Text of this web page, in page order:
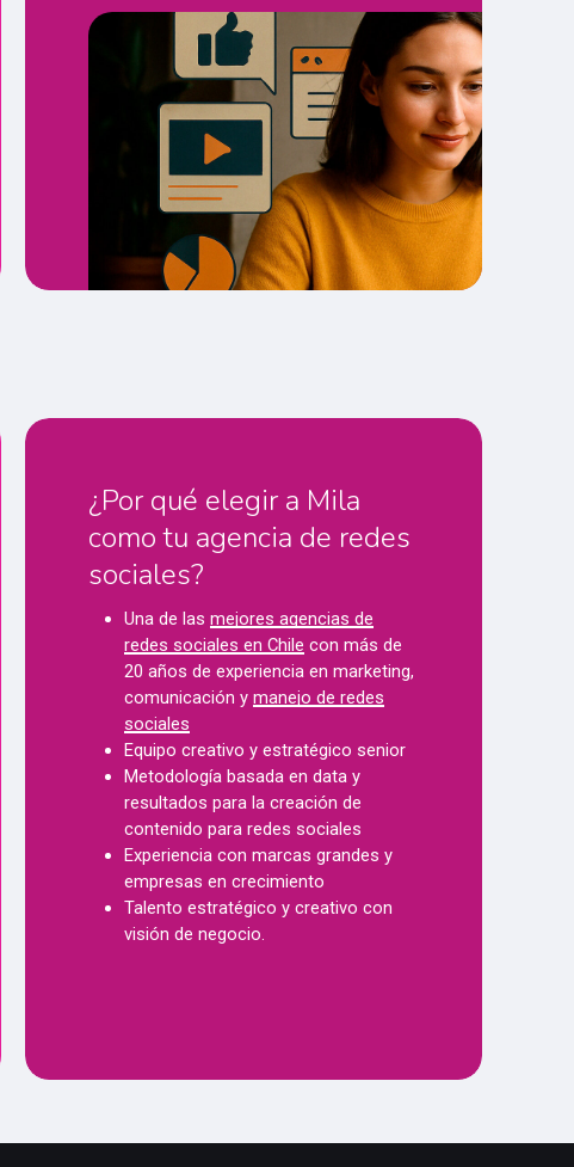
¿Por qué elegir a Mila
como tu agencia de redes
sociales?
Una de lasmejores agencias de
redes sociales en Chile con más de
20 años de experiencia en marketing,
comunicación ymanejo de redes
sociales
Equipo creativo y estratégico senior
Metodología basada en data y
resultados para la creación de
contenido para redes sociales
Experiencia con marcas grandes y
empresas en crecimiento
Talento estratégico y creativo con
visión de negocio.